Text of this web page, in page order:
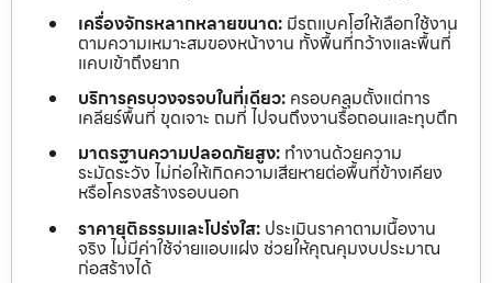
เครื่องจักรหลากหลายขนาด: มีรถแบคโฮให้เลือกใช้งาน
ตามความเหมาะสมของหน้างาน ทั้งพื้นที่กว้างและพื้นที่
แคบเข้าถึงยาก
บริการครบวงจรจบในที่เดียว: ครอบคลุมตั้งแต่การ
เคลียร์พื้นที่ ขุดเจาะ ถมที่ ไปจนถึงงานรื้อถอนและทุบตึก
มาตรฐานความปลอดภัยสูง: ทำงานด้วยความ
ระมัดระวัง ไม่ก่อให้เกิดความเสียหายต่อพื้นที่ข้างเคียง
หรือโครงสร้างรอบนอก
ราคายุติธรรมและโปร่งใส: ประเมินราคาตามเนื้องาน
จริง ไม่มีค่าใช้จ่ายแอบแฝง ช่วยให้คุณคุมงบประมาณ
ก่อสร้างได้